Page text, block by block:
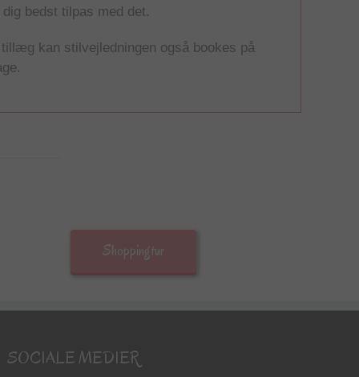
bedst tilpas med det.
tillæg kan stilvejledningen også bookes på
Shoppingtur
SOCIALE MEDIER